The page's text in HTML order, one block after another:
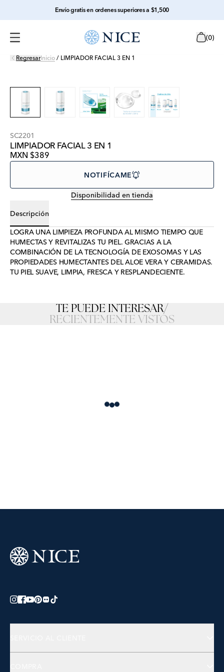
Envío gratis en ordenes superiores a $1,500
(0)
RegresarInicio / LIMPIADOR FACIAL 3 EN 1
SC2201
LIMPIADOR FACIAL 3 EN 1
MXN $389
NOTIFÍCAME
Disponibilidad en tienda
Descripción
LOGRA UNA LIMPIEZA PROFUNDA AL MISMO TIEMPO QUE
HUMECTAS Y REVITALIZAS TU PIEL. GRACIAS A LA
COMBINACIÓN DE LA TECNOLOGÍA DE EXOSOMAS Y LAS
PROPIEDADES HUMECTANTES DEL ALOE VERA Y CERAMIDAS.
TU PIEL SUAVE, LIMPIA, FRESCA Y RESPLANDECIENTE.
TE PUEDE INTERESAR/
RECIENTEMENTE VISTOS
Loading